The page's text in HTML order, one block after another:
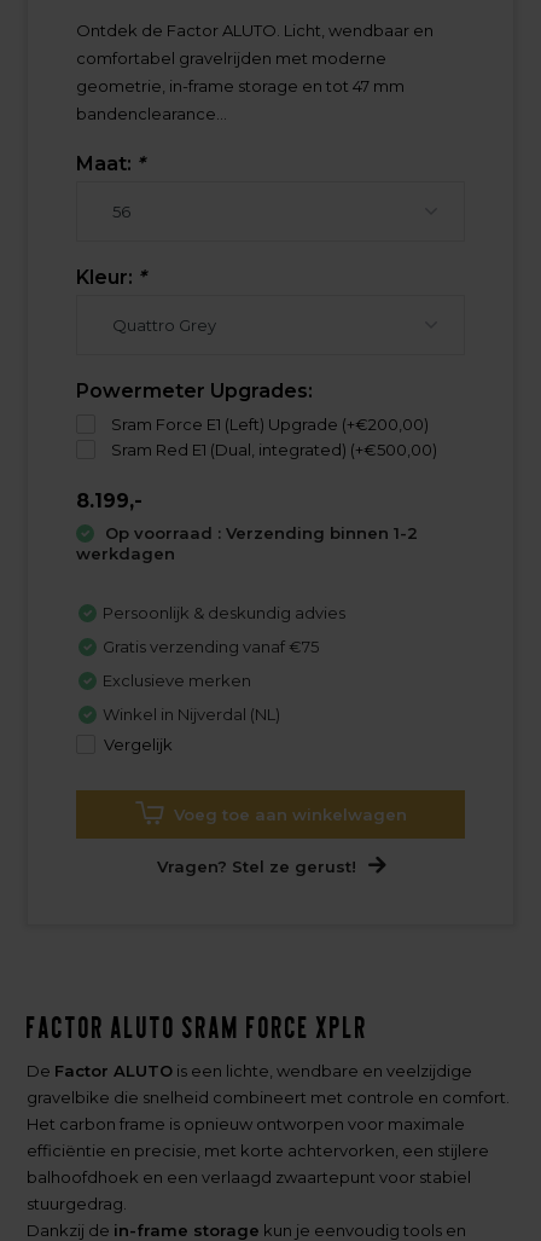
Ontdek de Factor ALUTO. Licht, wendbaar en
comfortabel gravelrijden met moderne
geometrie, in-frame storage en tot 47 mm
bandenclearance...
Maat: *
Kleur: *
Powermeter Upgrades:
Sram Force E1 (Left) Upgrade (+€200,00)
Sram Red E1 (Dual, integrated) (+€500,00)
8.199,-
Op voorraad : Verzending binnen 1-2
werkdagen
Persoonlijk & deskundig advies
Gratis verzending vanaf €75
Exclusieve merken
Winkel in Nijverdal (NL)
Vergelijk
Voeg toe aan winkelwagen
Vragen? Stel ze gerust!
Factor ALUTO Sram Force XPLR
De Factor ALUTO is een lichte, wendbare en veelzijdige
gravelbike die snelheid combineert met controle en comfort.
Het carbon frame is opnieuw ontworpen voor maximale
efficiëntie en precisie, met korte achtervorken, een stijlere
balhoofdhoek en een verlaagd zwaartepunt voor stabiel
stuurgedrag.
Dankzij de in-frame storage kun je eenvoudig tools en